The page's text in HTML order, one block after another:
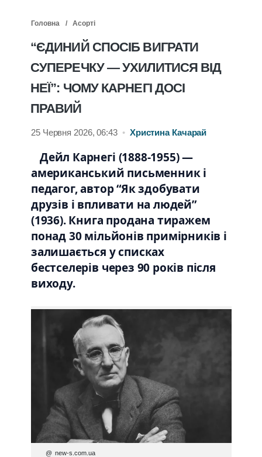
Головна Асорті
“ЄДИНИЙ СПОСІБ ВИГРАТИ
СУПЕРЕЧКУ — УХИЛИТИСЯ ВІД
НЕЇ”: ЧОМУ КАРНЕГІ ДОСІ
ПРАВИЙ
25 Червня 2026, 06:43 • Христина Качарай
Дейл Карнегі (1888-1955) —
американський письменник і
педагог, автор “Як здобувати
друзів і впливати на людей”
(1936). Книга продана тиражем
понад 30 мільйонів примірників і
залишається у списках
бестселерів через 90 років після
виходу.
@ new-s.com.ua